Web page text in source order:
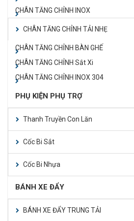
CHÂN TĂNG CHỈNH INOX
CHÂN TĂNG CHỈNH TẢI NHẸ
CHÂN TĂNG CHỈNH BÀN GHẾ
CHÂN TĂNG CHỈNH Sắt Xi
CHÂN TĂNG CHỈNH INOX 304
PHỤ KIỆN PHỤ TRỢ
Thanh Truyền Con Lăn
Cốc Bi Sắt
Cốc Bi Nhựa
BÁNH XE ĐẨY
BÁNH XE ĐẨY TRUNG TẢI